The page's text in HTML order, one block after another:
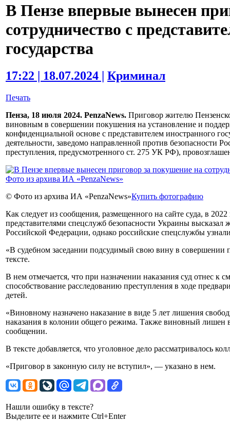
В Пензе впервые вынесен
сотрудничество с
государства
17:22 | 18.07.2024 | Криминал
Печать
Пенза, 18 июля 2024. PenzaNews. Приговор жителю
виновным в совершении покушения на установление и
конфиденциальной основе с представителем иностранного
деятельности, заведомо направленной против безопасности
преступления, предусмотренного ст. 275 УК РФ),
© Фото из архива ИА «PenzaNews»Купить фотографию
Как следует из сообщения, размещенного на сайте суда, в
представителями спецслужб безопасности Украины
Российской Федерации, однако российские спецслужбы
«В судебном заседании подсудимый свою вину в совершении
тексте.
В нем отмечается, что при назначении наказания суд отнес к
способствование расследованию преступления в ходе
детей.
«Виновному назначено наказание в виде 5 лет лишения
наказания в колонии общего режима. Также виновный лишен
сообщении.
В тексте добавляется, что уголовное дело рассматривалось
«Приговор в законную силу не вступил», — указано в нем.
Нашли ошибку в тексте?
Выделите ее и нажмите Ctrl+Enter